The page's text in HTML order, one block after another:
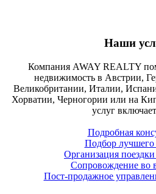
Наши
Компания AWAY REALTY
недвижимость в Австрии,
Великобритании, Италии,
Хорватии, Черногории или на
услуг
Подробная
Подбор лучшего
Организация
Сопровождение во
Пост-продажное